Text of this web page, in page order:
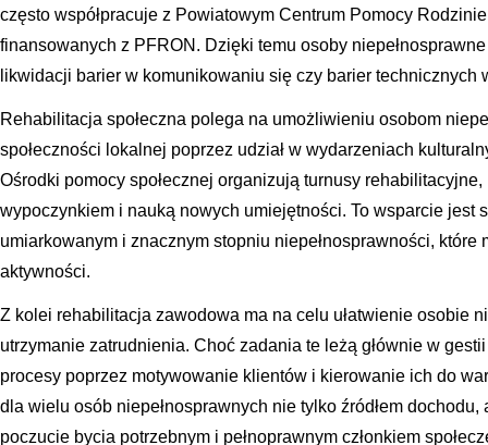
często współpracuje z Powiatowym Centrum Pomocy
finansowanych z PFRON. Dzięki temu osoby
likwidacji barier w komunikowaniu się czy barier technicznych
Rehabilitacja społeczna polega na umożliwieniu osobom
społeczności lokalnej poprzez udział w wydarzeniach
Ośrodki pomocy społecznej organizują turnusy
wypoczynkiem i nauką nowych umiejętności. To wsparcie jest
umiarkowanym i znacznym stopniu niepełnosprawności, które
aktywności.
Z kolei rehabilitacja zawodowa ma na celu ułatwienie osobie
utrzymanie zatrudnienia. Choć zadania te leżą głównie w
procesy poprzez motywowanie klientów i kierowanie ich do
dla wielu osób niepełnosprawnych nie tylko źródłem
poczucie bycia potrzebnym i pełnoprawnym członkiem